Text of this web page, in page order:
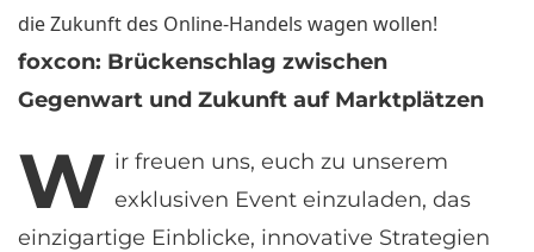
die Zukunft des Online-Handels wagen wollen!
foxcon: Brückenschlag zwischen
Gegenwart und Zukunft auf Marktplätzen
W ir freuen uns, euch zu unserem
exklusiven Event einzuladen, das
einzigartige Einblicke, innovative Strategien